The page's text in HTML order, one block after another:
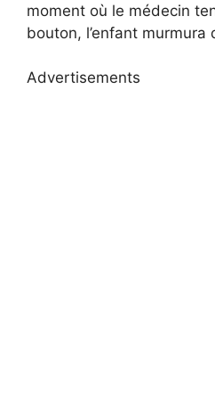
moment où le médecin
bouton, l’enfant murmura
Advertisements